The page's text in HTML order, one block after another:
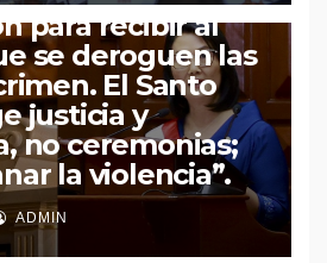
para recibir al
se deroguen las
El Santo
justicia y
no ceremonias;
la violencia”.
ADMIN